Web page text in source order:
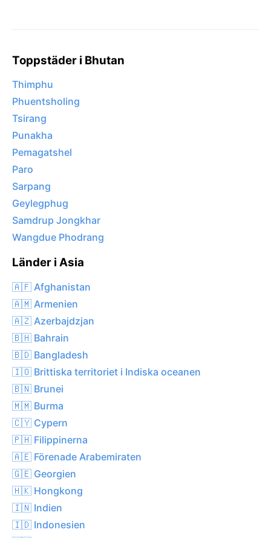
Toppstäder i Bhutan
Thimphu
Phuentsholing
Tsirang
Punakha
Pemagatshel
Paro
Sarpang
Geylegphug
Samdrup Jongkhar
Wangdue Phodrang
Länder i Asia
🇦🇫 Afghanistan
🇦🇲 Armenien
🇦🇿 Azerbajdzjan
🇧🇭 Bahrain
🇧🇩 Bangladesh
🇮🇴 Brittiska territoriet i Indiska oceanen
🇧🇳 Brunei
🇲🇲 Burma
🇨🇾 Cypern
🇵🇭 Filippinerna
🇦🇪 Förenade Arabemiraten
🇬🇪 Georgien
🇭🇰 Hongkong
🇮🇳 Indien
🇮🇩 Indonesien